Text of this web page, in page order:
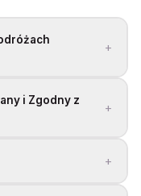
+
i Zgodny z
+
+